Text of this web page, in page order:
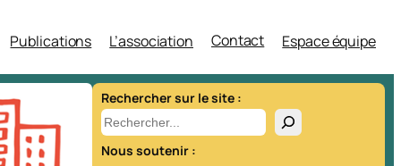
Publications L’association Contact Espace équipe
Rechercher sur le site :
R
e
c
Nous soutenir :